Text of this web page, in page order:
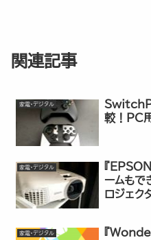
関連記事
家電・デジタル
較！PC
家電・デジタル
『
ームもで
ロジェク
家電・デジタル
『